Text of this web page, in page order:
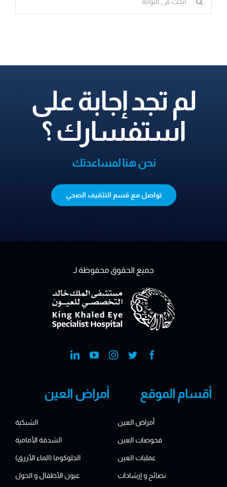
لم تجد إجابة على
استفسارك ؟
نحن هنا لمساعدتك
تواصل مع قسم التثقيف الصحي
جميع الحقوق محفوظة لـ
أقسام الموقع
أمراض العين
فحوصات العين
عمليات العين
نصائح و إرشادات
أمراض العين
الشبكية
الشدفة الأمامية
الجلوكوما (الماء الأزرق)
عيون الأطفال و الحول